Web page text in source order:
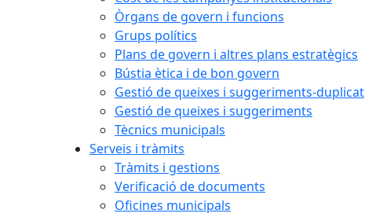
Òrgans de govern i funcions
Grups polítics
Plans de govern i altres plans estratègics
Bústia ètica i de bon govern
Gestió de queixes i suggeriments-duplicat
Gestió de queixes i suggeriments
Tècnics municipals
Serveis i tràmits
Tràmits i gestions
Verificació de documents
Oficines municipals